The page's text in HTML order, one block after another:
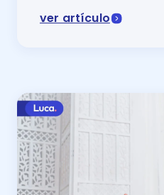
ver artículo